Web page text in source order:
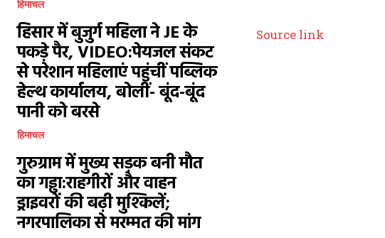
हिमाचल
हिसार में बुजुर्ग महिला ने JE के
पकड़े पैर, VIDEO:पेयजल संकट
से परेशान महिलाएं पहुंचीं पब्लिक
हेल्थ कार्यालय, बोलीं- बूंद-बूंद
पानी को बरसे
हिमाचल
गुरुग्राम में मुख्य सड़क बनी मौत
का गड्ढा:राहगीरों और वाहन
ड्राइवरों की बढ़ी मुश्किलें;
नगरपालिका से मरम्मत की मांग
Source link